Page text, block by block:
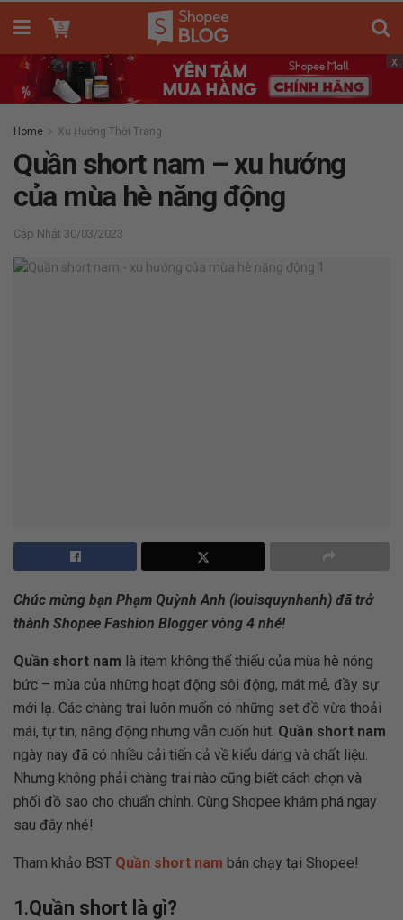
x
Home Xu Hướng Thời Trang
Quần short nam – xu hướng
của mùa hè năng động
30/03/2023
Chúc mừng bạn Phạm Quỳnh Anh (louisquynhanh) đã trở
thành Shopee Fashion Blogger vòng 4 nhé!
Quần short nam là item không thể thiếu của mùa hè nóng
bức – mùa của những hoạt động sôi động, mát mẻ, đầy sự
mới lạ. Các chàng trai luôn muốn có những set đồ vừa thoải
mái, tự tin, năng động nhưng vẫn cuốn hút. Quần short nam
ngày nay đã có nhiều cải tiến cả về kiểu dáng và chất liệu.
Nhưng không phải chàng trai nào cũng biết cách chọn và
phối đồ sao cho chuẩn chỉnh. Cùng Shopee khám phá ngay
sau đây nhé!
Tham khảo BST Quần short nam bán chạy tại Shopee!
1.Quần short là gì?